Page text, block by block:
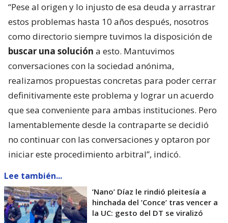
“Pese al origen y lo injusto de esa deuda y arrastrar
estos problemas hasta 10 años después, nosotros
como directorio siempre tuvimos la disposición de
buscar una solución a esto. Mantuvimos
conversaciones con la sociedad anónima,
realizamos propuestas concretas para poder cerrar
definitivamente este problema y lograr un acuerdo
que sea conveniente para ambas instituciones. Pero
lamentablemente desde la contraparte se decidió
no continuar con las conversaciones y optaron por
iniciar este procedimiento arbitral”, indicó.
Lee también...
’Nano’ Díaz le rindió pleitesía a
hinchada del ’Conce’ tras vencer a
la UC: gesto del DT se viralizó